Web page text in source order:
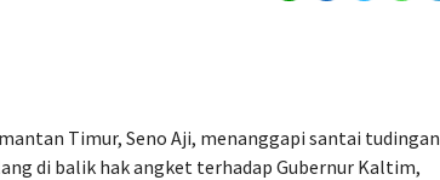
Timur, Seno Aji, menanggapi santai tudingan
di balik hak angket terhadap Gubernur Kaltim,